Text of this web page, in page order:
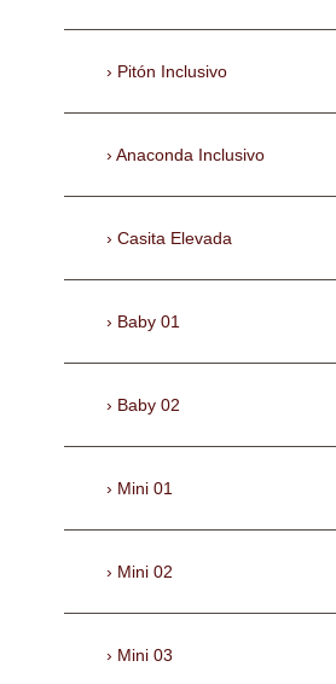
Pitón Inclusivo
Anaconda Inclusivo
Casita Elevada
Baby 01
Baby 02
Mini 01
Mini 02
Mini 03